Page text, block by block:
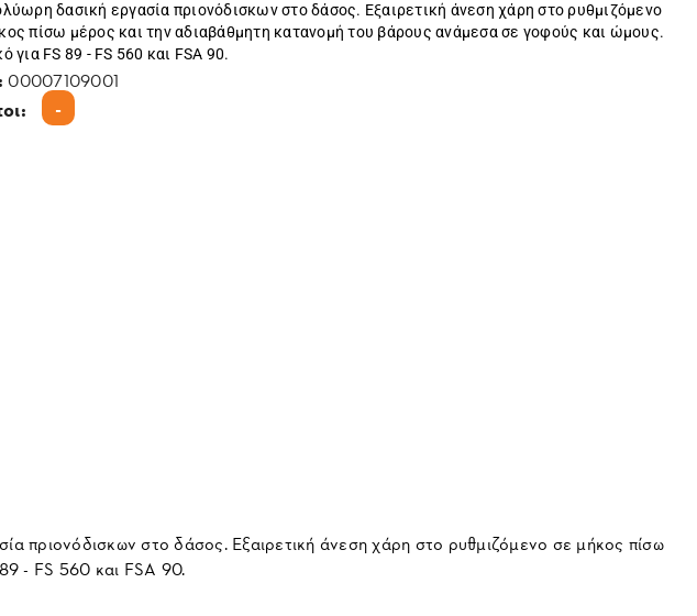
δασική εργασία πριονόδισκων στο δάσος. Εξαιρετική άνεση χάρη στο ρυθμιζόμενο
πίσω μέρος και την αδιαβάθμητη κατανομή του βάρους ανάμεσα σε γοφούς και ώμους.
για FS 89 - FS 560 και FSA 90.
00007109001
-
πριονόδισκων στο δάσος. Εξαιρετική άνεση χάρη στο ρυθμιζόμενο σε μήκος πίσω
- FS 560 και FSA 90.